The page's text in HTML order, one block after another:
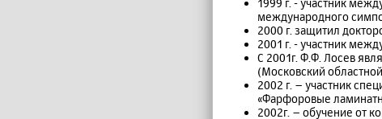
1999 г. - участник
международного
2000 г. защитил
2001 г. - участник
С 2001г. Ф.Ф. Лосев
(Московский
2002 г. – участник
«Фарфоровые
2002г. – обучение от